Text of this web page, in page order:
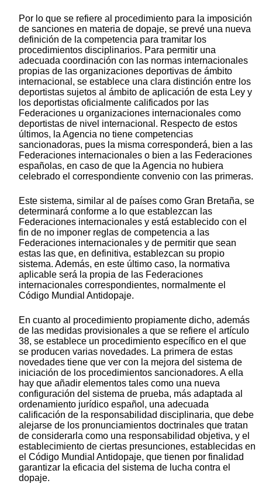
Por lo que se refiere al procedimiento para la imposición
de sanciones en materia de dopaje, se prevé una nueva
definición de la competencia para tramitar los
procedimientos disciplinarios. Para permitir una
adecuada coordinación con las normas internacionales
propias de las organizaciones deportivas de ámbito
internacional, se establece una clara distinción entre los
deportistas sujetos al ámbito de aplicación de esta Ley y
los deportistas oficialmente calificados por las
Federaciones u organizaciones internacionales como
deportistas de nivel internacional. Respecto de estos
últimos, la Agencia no tiene competencias
sancionadoras, pues la misma corresponderá, bien a las
Federaciones internacionales o bien a las Federaciones
españolas, en caso de que la Agencia no hubiera
celebrado el correspondiente convenio con las primeras.
Este sistema, similar al de países como Gran Bretaña, se
determinará conforme a lo que establezcan las
Federaciones internacionales y está establecido con el
fin de no imponer reglas de competencia a las
Federaciones internacionales y de permitir que sean
estas las que, en definitiva, establezcan su propio
sistema. Además, en este último caso, la normativa
aplicable será la propia de las Federaciones
internacionales correspondientes, normalmente el
Código Mundial Antidopaje.
En cuanto al procedimiento propiamente dicho, además
de las medidas provisionales a que se refiere el artículo
38, se establece un procedimiento específico en el que
se producen varias novedades. La primera de estas
novedades tiene que ver con la mejora del sistema de
iniciación de los procedimientos sancionadores. A ella
hay que añadir elementos tales como una nueva
configuración del sistema de prueba, más adaptada al
ordenamiento jurídico español, una adecuada
calificación de la responsabilidad disciplinaria, que debe
alejarse de los pronunciamientos doctrinales que tratan
de considerarla como una responsabilidad objetiva, y el
establecimiento de ciertas presunciones, establecidas en
el Código Mundial Antidopaje, que tienen por finalidad
garantizar la eficacia del sistema de lucha contra el
dopaje.